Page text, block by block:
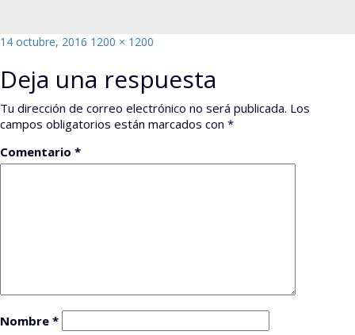
Publicado
14 octubre, 2016 Tamaño
1200 × 1200
Deja una respuesta
Tu dirección de correo electrónico no será publicada. Los
campos obligatorios están marcados con *
Comentario *
Nombre *